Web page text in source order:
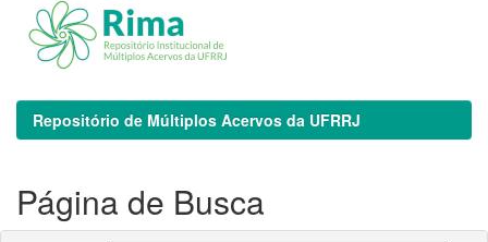
Repositório de Múltiplos Acervos da UFRRJ
Página de Busca